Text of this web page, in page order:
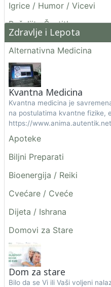
Igrice / Humor / Vicevi
Pošaljite Čestitku
Zdravlje i Lepota
Alternativna Medicina
Kvantna Medicina
Kvantna medicina je
na postulatima kvantne fizike,
https://
Apoteke
Biljni Preparati
Bioenergija / Reiki
Cvećare / Cveće
Dijeta / Ishrana
Domovi za Stare
Dom za stare
Bilo da se Vi ili Vaši voljeni